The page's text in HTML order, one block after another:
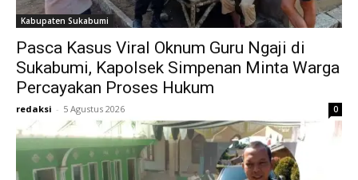
Kabupaten Sukabumi
Pasca Kasus Viral Oknum Guru Ngaji di
Sukabumi, Kapolsek Simpenan Minta Warga
Percayakan Proses Hukum
redaksi - 5 Agustus 2026 0